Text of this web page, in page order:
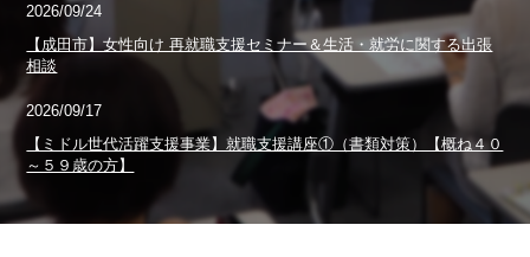
2026/09/24
【成田市】女性向け 再就職支援セミナー＆生活・就労に関する出張
相談
2026/09/17
【ミドル世代活躍支援事業】就職支援講座①（書類対策）【概ね４０
～５９歳の方】